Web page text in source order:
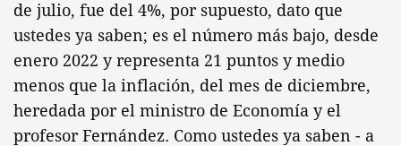
de julio, fue del 4%, por supuesto, dato que
ustedes ya saben; es el número más bajo, desde
enero 2022 y representa 21 puntos y medio
menos que la inflación, del mes de diciembre,
heredada por el ministro de Economía y el
profesor Fernández. Como ustedes ya saben - a